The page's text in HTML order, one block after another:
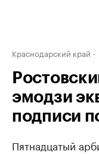
Краснодарский край
эмодзи
подписи
Пятнадцатый